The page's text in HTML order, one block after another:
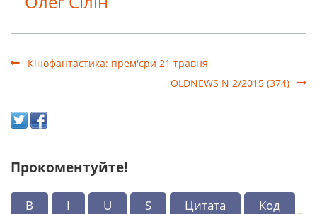
Кінофантастика: прем'єри 21 травня
OLDNEWS N 2/2015 (374)
Прокоментуйте!
B I U S Цитата Код